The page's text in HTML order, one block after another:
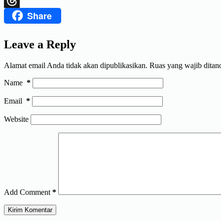
ThreadsShare
Leave a Reply
Alamat email Anda tidak akan dipublikasikan. Ruas yang wajib
Name *
Email *
Website
Add Comment *
Kirim Komentar